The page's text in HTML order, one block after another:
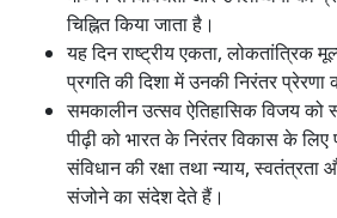
चिह्नित किया जाता है।
यह दिन राष्ट्रीय एकता, लोकतांत्रिक
प्रगति की दिशा में उनकी निरंतर प्रेरणा
समकालीन उत्सव ऐतिहासिक विजय
पीढ़ी को भारत के निरंतर विकास के
संविधान की रक्षा तथा न्याय,
संजोने का संदेश देते हैं।